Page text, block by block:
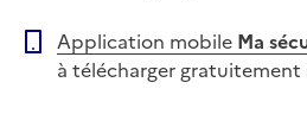
Application mobile Ma
à télécharger gratuitement